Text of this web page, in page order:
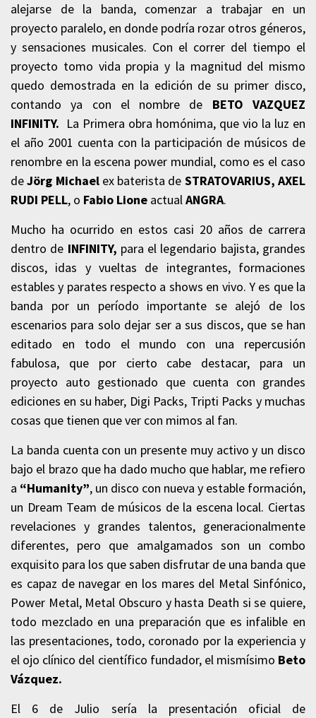
alejarse de la banda, comenzar a trabajar en un
proyecto paralelo, en donde podría rozar otros géneros,
y sensaciones musicales. Con el correr del tiempo el
proyecto tomo vida propia y la magnitud del mismo
quedo demostrada en la edición de su primer disco,
contando ya con el nombre de BETO VAZQUEZ
INFINITY. La Primera obra homónima, que vio la luz en
el año 2001 cuenta con la participación de músicos de
renombre en la escena power mundial, como es el caso
deJörg Michael ex baterista de STRATOVARIUS, AXEL
RUDI PELL, o Fabio Lione actualANGRA.
Mucho ha ocurrido en estos casi 20 años de carrera
dentro de INFINITY, para el legendario bajista, grandes
discos, idas y vueltas de integrantes, formaciones
estables y parates respecto a shows en vivo. Y es que la
banda por un período importante se alejó de los
escenarios para solo dejar ser a sus discos, que se han
editado en todo el mundo con una repercusión
fabulosa, que por cierto cabe destacar, para un
proyecto auto gestionado que cuenta con grandes
ediciones en su haber, Digi Packs, Tripti Packs y muchas
cosas que tienen que ver con mimos al fan.
La banda cuenta con un presente muy activo y un disco
bajo el brazo que ha dado mucho que hablar, me refiero
a “Humanity”, un disco con nueva y estable formación,
un Dream Team de músicos de la escena local. Ciertas
revelaciones y grandes talentos, generacionalmente
diferentes, pero que amalgamados son un combo
exquisito para los que saben disfrutar de una banda que
es capaz de navegar en los mares del Metal Sinfónico,
Power Metal, Metal Obscuro y hasta Death si se quiere,
todo mezclado en una preparación que es infalible en
las presentaciones, todo, coronado por la experiencia y
el ojo clínico del científico fundador, el mismísimo Beto
Vázquez.
El 6 de Julio sería la presentación oficial de